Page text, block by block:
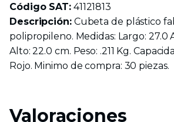
Código SAT:41121813
Descripción:Cubeta de plástico
polipropileno. Medidas: Largo: 27.0
Alto: 22.0 cm. Peso: .211 Kg.
Rojo. Minimo de compra: 30 piezas.
Valoraciones